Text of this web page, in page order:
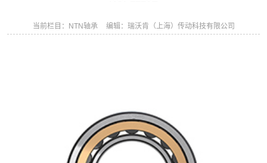
当前栏目：NTN轴承 编辑：瑞沃肯（上海）传动科技有限公司